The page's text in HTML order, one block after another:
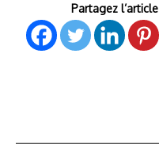
Partagez